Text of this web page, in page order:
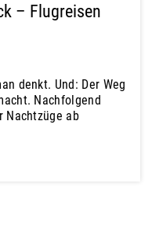
– Flugreisen
denkt. Und: Der Weg
Nachfolgend
Nachtzüge ab